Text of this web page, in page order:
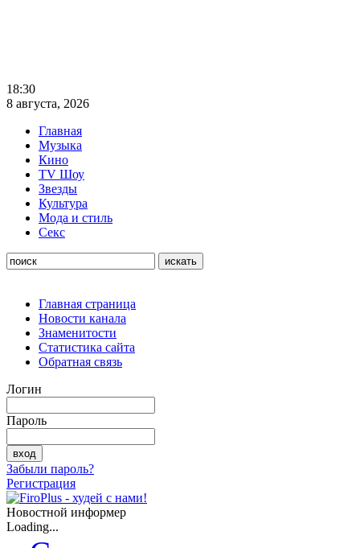
18:30
8 августа, 2026
Главная
Музыка
Кино
TV Шоу
Звезды
Культура
Мода и стиль
Секс
Главная страница
Новости канала
Знаменитости
Статистика сайта
Обратная связь
Логин
Пароль
Забыли пароль?
Регистрация
Новостной информер
Loading...